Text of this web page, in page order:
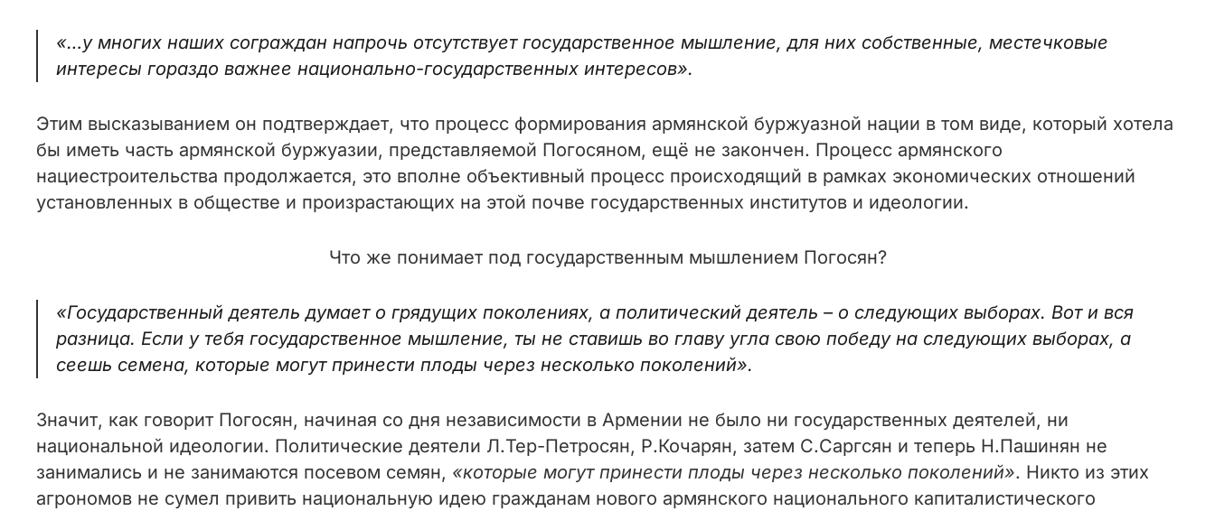
«…у многих наших сограждан напрочь отсутствует государственное мышление, для них собственные, местечковые
интересы гораздо важнее национально-государственных интересов».
Этим высказыванием он подтверждает, что процесс формирования армянской буржуазной нации в том виде, который хотела
бы иметь часть армянской буржуазии, представляемой Погосяном, ещё не закончен. Процесс армянского
нациестроительства продолжается, это вполне объективный процесс происходящий в рамках экономических отношений
установленных в обществе и произрастающих на этой почве государственных институтов и идеологии.
Что же понимает под государственным мышлением Погосян?
«Государственный деятель думает о грядущих поколениях, а политический деятель – о следующих выборах. Вот и вся
разница. Если у тебя государственное мышление, ты не ставишь во главу угла свою победу на следующих выборах, а
сеешь семена, которые могут принести плоды через несколько поколений».
Значит, как говорит Погосян, начиная со дня независимости в Армении не было ни государственных деятелей, ни
национальной идеологии. Политические деятели Л.Тер-Петросян, Р.Кочарян, затем С.Саргсян и теперь Н.Пашинян не
занимались и не занимаются посевом семян, «которые могут принести плоды через несколько поколений». Никто из этих
агрономов не сумел привить национальную идею гражданам нового армянского национального капиталистического